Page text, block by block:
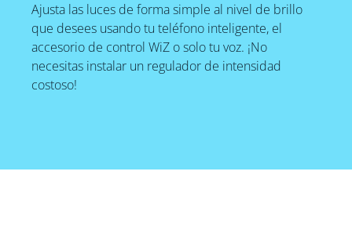
Ajusta las luces de forma simple al nivel de brillo
que desees usando tu teléfono inteligente, el
accesorio de control WiZ o solo tu voz. ¡No
necesitas instalar un regulador de intensidad
costoso!